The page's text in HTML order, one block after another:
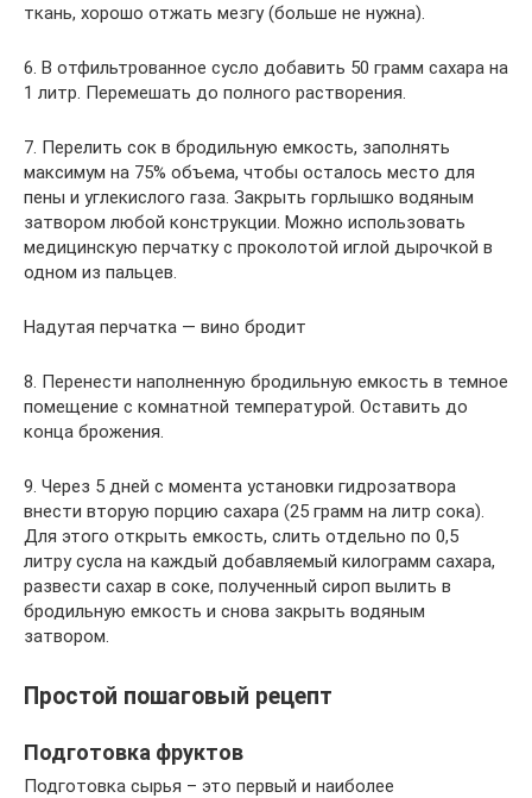
ткань, хорошо отжать мезгу (больше не нужна).
6. В отфильтрованное сусло добавить 50 грамм сахара на
1 литр. Перемешать до полного растворения.
7. Перелить сок в бродильную емкость, заполнять
максимум на 75% объема, чтобы осталось место для
пены и углекислого газа. Закрыть горлышко водяным
затвором любой конструкции. Можно использовать
медицинскую перчатку с проколотой иглой дырочкой в
одном из пальцев.
Надутая перчатка — вино бродит
8. Перенести наполненную бродильную емкость в темное
помещение с комнатной температурой. Оставить до
конца брожения.
9. Через 5 дней с момента установки гидрозатвора
внести вторую порцию сахара (25 грамм на литр сока).
Для этого открыть емкость, слить отдельно по 0,5
литру сусла на каждый добавляемый килограмм сахара,
развести сахар в соке, полученный сироп вылить в
бродильную емкость и снова закрыть водяным
затвором.
Простой пошаговый рецепт
Подготовка фруктов
Подготовка сырья – это первый и наиболее